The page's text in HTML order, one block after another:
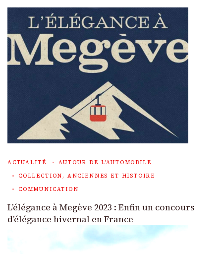
ACTUALITÉ
AUTOUR DE L'AUTOMOBILE
COLLECTION, ANCIENNES ET HISTOIRE
COMMUNICATION
L’élégance à Megève 2023 : Enfin un concours
d’élégance hivernal en France